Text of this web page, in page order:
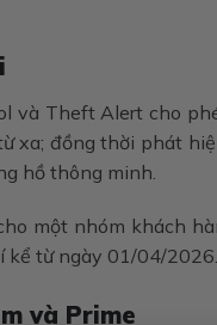
và Theft Alert cho
xa; đồng thời phát
hồ thông minh.
một nhóm khách
kể từ ngày 01/04/2026.
và Prime